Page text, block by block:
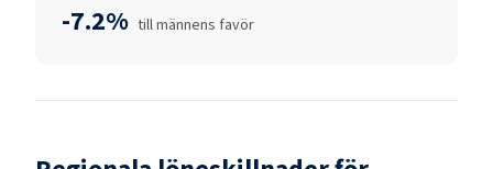
-7.2% till männens favör